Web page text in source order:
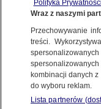
we Wrocławiu
21.05.2012, 20:19
Udostępnij
Polityka Prywatności
Wraz z naszymi
Przechowywanie
treści.
kombinacji danych
do wyboru reklam.
Lista partnerów